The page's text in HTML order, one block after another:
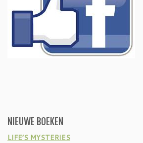
NIEUWE BOEKEN
LIFE’S MYSTERIES